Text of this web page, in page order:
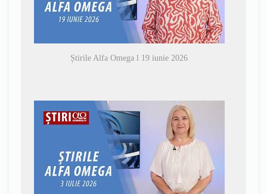
Știrile Alfa Omega l 19 iunie 2026